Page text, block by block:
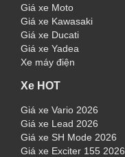
Giá xe Moto
Giá xe Kawasaki
Giá xe Ducati
Giá xe Yadea
Xe máy điện
Xe HOT
Giá xe Vario 2026
Giá xe Lead 2026
Giá xe SH Mode 2026
Giá xe Exciter 155 2026